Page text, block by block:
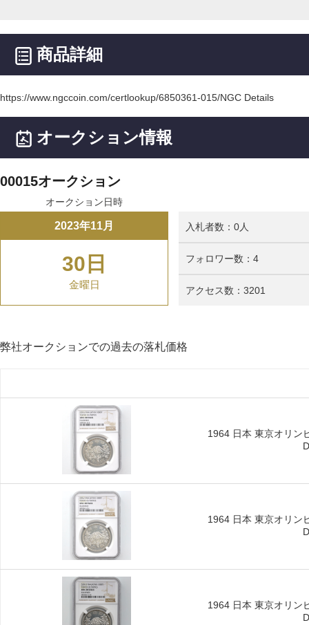
商品詳細
https://www.ngccoin.com/certlookup/6850361-015/NGC Details
オークション情報
00015オークション
オークション日時
2023年11月
30日
金曜日
入札者数：0人
フォロワー数：4
アクセス数：3201
弊社オークションでの過去の落札価格
1964 日本 東京オリン
1964 日本 東京オリン
1964 日本 東京オリン